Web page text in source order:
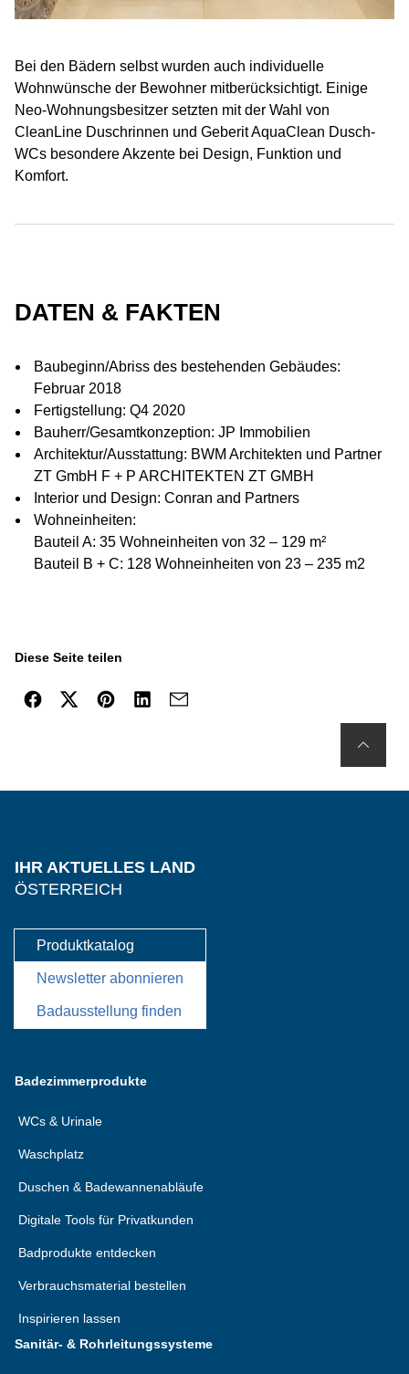
Bei den Bädern selbst wurden auch individuelle
Wohnwünsche der Bewohner mitberücksichtigt. Einige
Neo-Wohnungsbesitzer setzten mit der Wahl von
CleanLine Duschrinnen und Geberit AquaClean Dusch-
WCs besondere Akzente bei Design, Funktion und
Komfort.
DATEN & FAKTEN
Baubeginn/Abriss des bestehenden Gebäudes:
Februar 2018
Fertigstellung: Q4 2020
Bauherr/Gesamtkonzeption: JP Immobilien
Architektur/Ausstattung: BWM Architekten und Partner
ZT GmbH F + P ARCHITEKTEN ZT GMBH
Interior und Design: Conran and Partners
Wohneinheiten:
Bauteil A: 35 Wohneinheiten von 32 – 129 m²
Bauteil B + C: 128 Wohneinheiten von 23 – 235 m2
Diese Seite teilen
IHR AKTUELLES LAND
ÖSTERREICH
Produktkatalog
Newsletter abonnieren
Badausstellung finden
Badezimmerprodukte
WCs & Urinale
Waschplatz
Duschen & Badewannenabläufe
Digitale Tools für Privatkunden
Badprodukte entdecken
Verbrauchsmaterial bestellen
Inspirieren lassen
Sanitär- & Rohrleitungssysteme